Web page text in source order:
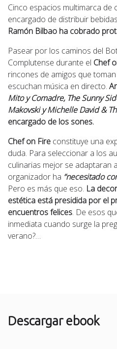
Cinco espacios multimarca de
encargado de distribuir
Ramón Bilbao ha cobrado
Pasear por los caminos del
Complutense durante el Chef
rincones de amigos que
escuchan música en directo.
Mito y Comadre, The Sunny
Makovski y Michelle David &
encargado de los sones.
Chef on Fire constituye una
duda. Para seleccionar a los
culinarias mejor se adaptaran
organizador ha “necesitado
Pero es más que eso. La
estética está presidida por el
encuentros felices. De esos
inmediata cuando surge la
verano?…
Descargar ebook